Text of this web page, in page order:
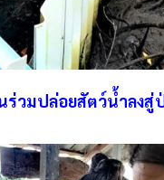
ร่วมปล่อยสัตว์น้ำลงสู่